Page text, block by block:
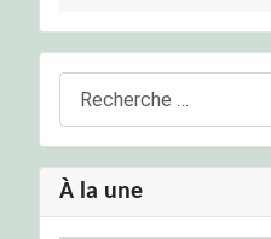
À la une